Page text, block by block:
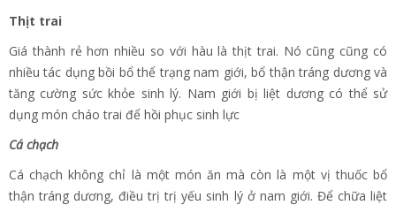
Thịt trai
Giá thành rẻ hơn nhiều so với hàu là thịt trai. Nó cũng cũng có
nhiều tác dụng bồi bổ thể trạng nam giới, bổ thận tráng dương và
tăng cường sức khỏe sinh lý. Nam giới bị liệt dương có thể sử
dụng món cháo trai để hồi phục sinh lực
Cá chạch
Cá chạch không chỉ là một món ăn mà còn là một vị thuốc bổ
thận tráng dương, điều trị trị yếu sinh lý ở nam giới. Để chữa liệt